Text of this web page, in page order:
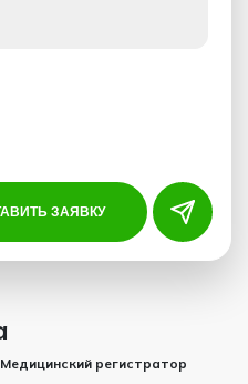
ЗАЯВКУ
регистратор